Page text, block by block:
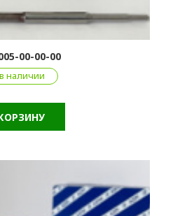
00-00-00
в наличии